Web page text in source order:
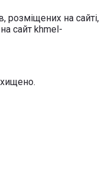
розміщених на сайті,
сайт khmel-